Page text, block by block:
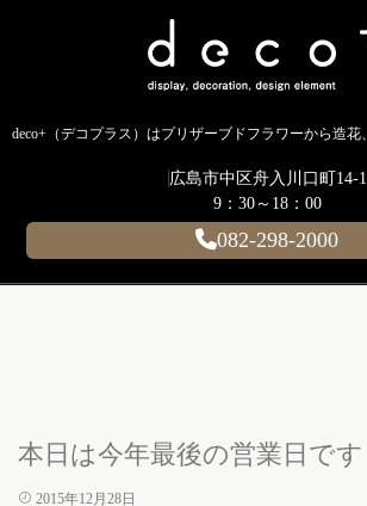
広島市中区舟入川口町14-1
9：30～18：00
082-298-2000
本日は今年最後の営業日です
2015年12月28日